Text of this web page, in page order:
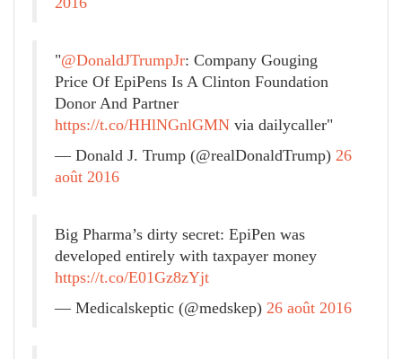
"@DonaldJTrumpJr: Company Gouging
Price Of EpiPens Is A Clinton Foundation
Donor And Partner
https://t.co/HHlNGnlGMN via dailycaller"
— Donald J. Trump (@realDonaldTrump) 26
août 2016
Big Pharma’s dirty secret: EpiPen was
developed entirely with taxpayer money
https://t.co/E01Gz8zYjt
— Medicalskeptic (@medskep) 26 août 2016